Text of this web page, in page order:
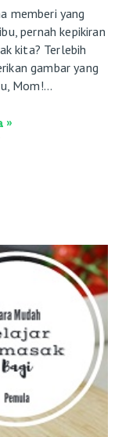
memberi yang
pernah kepikiran
kita? Terlebih
gambar yang
Mom!...
»